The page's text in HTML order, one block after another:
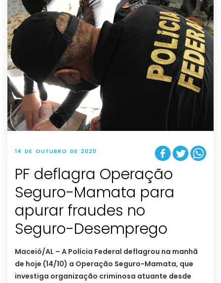
14 DE OUTUBRO DE 2020
PF deflagra Operação
Seguro-Mamata para
apurar fraudes no
Seguro-Desemprego
Maceió/AL – A Polícia Federal deflagrou na manhã
de hoje (14/10) a Operação Seguro-Mamata, que
investiga organização criminosa atuante desde